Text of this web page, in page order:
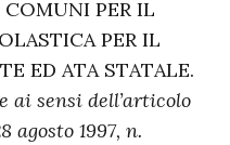
COMUNI PER IL
PER IL
ED ATA STATALE.
ai sensi dell’articolo
agosto 1997, n.